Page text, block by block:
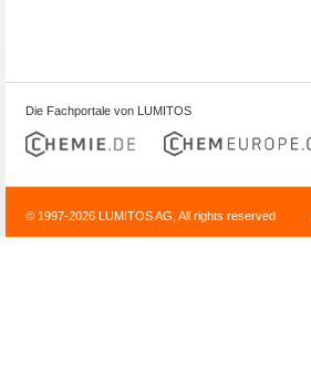
Die Fachportale von LUMITOS
© 1997-2026 LUMITOS AG, All rights reserved